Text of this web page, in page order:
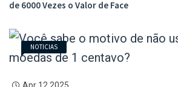
de 6000 Vezes o Valor de Face
NOTICIAS
Apr 12 2025